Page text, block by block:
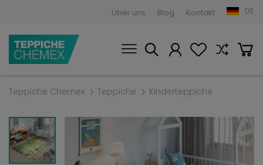
Über uns Blog Kontakt DE
Teppiche Chemex Teppiche Kinderteppiche